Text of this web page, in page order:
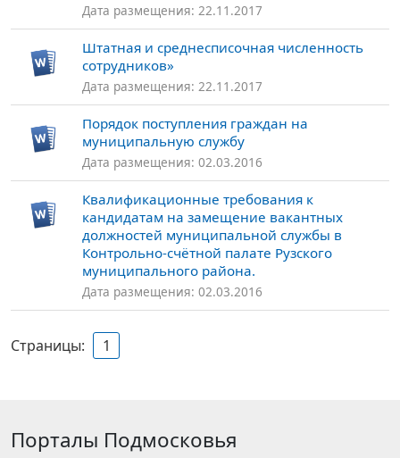
Дата размещения: 22.11.2017
Штатная и среднесписочная численность
сотрудников»
Дата размещения: 22.11.2017
Порядок поступления граждан на
муниципальную службу
Дата размещения: 02.03.2016
Квалификационные требования к
кандидатам на замещение вакантных
должностей муниципальной службы в
Контрольно-счётной палате Рузского
муниципального района.
Дата размещения: 02.03.2016
Страницы: 1
Порталы Подмосковья